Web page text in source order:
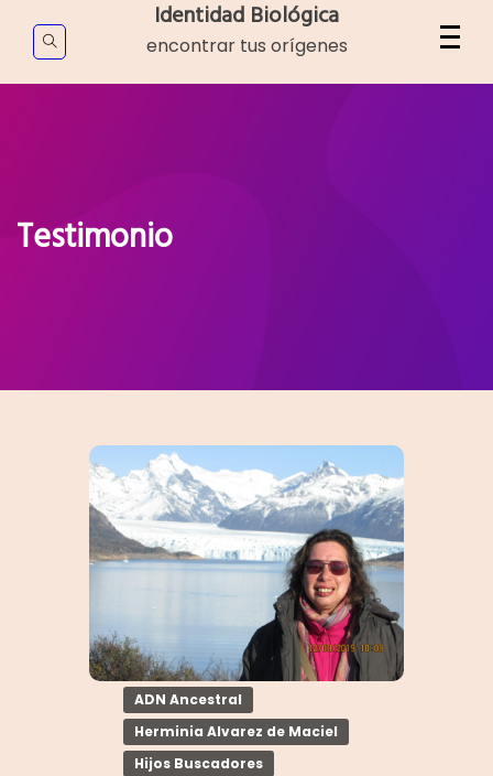
content
Identidad Biológica
encontrar tus orígenes
Testimonio
ADN Ancestral
Herminia Alvarez de Maciel
Hijos Buscadores